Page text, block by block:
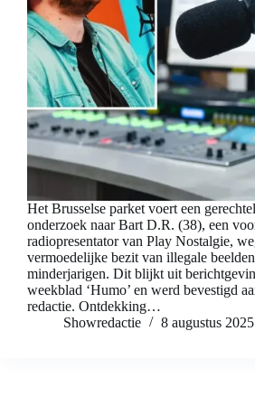
Het Brusselse parket voert een
onderzoek naar Bart D.R. (38), een
radiopresentator van Play Nostalgie,
vermoedelijke bezit van illegale
minderjarigen. Dit blijkt uit
weekblad ‘Humo’ en werd bevestigd
redactie. Ontdekking…
Showredactie
8 augustus 2025